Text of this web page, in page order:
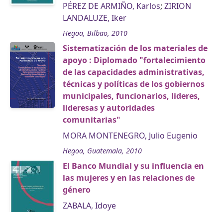
PÉREZ DE ARMIÑO, Karlos; ZIRION
LANDALUZE, Iker
Hegoa, Bilbao, 2010
Sistematización de los materiales de
apoyo : Diplomado "fortalecimiento
de las capacidades administrativas,
técnicas y políticas de los gobiernos
municipales, funcionarios, lideres,
lideresas y autoridades
comunitarias"
MORA MONTENEGRO, Julio Eugenio
Hegoa, Guatemala, 2010
El Banco Mundial y su influencia en
las mujeres y en las relaciones de
género
ZABALA, Idoye